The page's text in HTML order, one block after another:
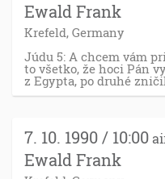
Ewald Frank
Krefeld, Germany
Júdu 5: A chcem vám
to všetko, že hoci Pán
z Egypta, po druhé
7. 10. 1990 / 10:00
Ewald Frank